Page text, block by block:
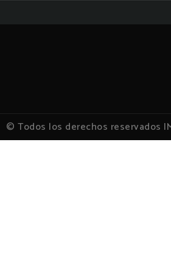
© Todos los derechos reservados